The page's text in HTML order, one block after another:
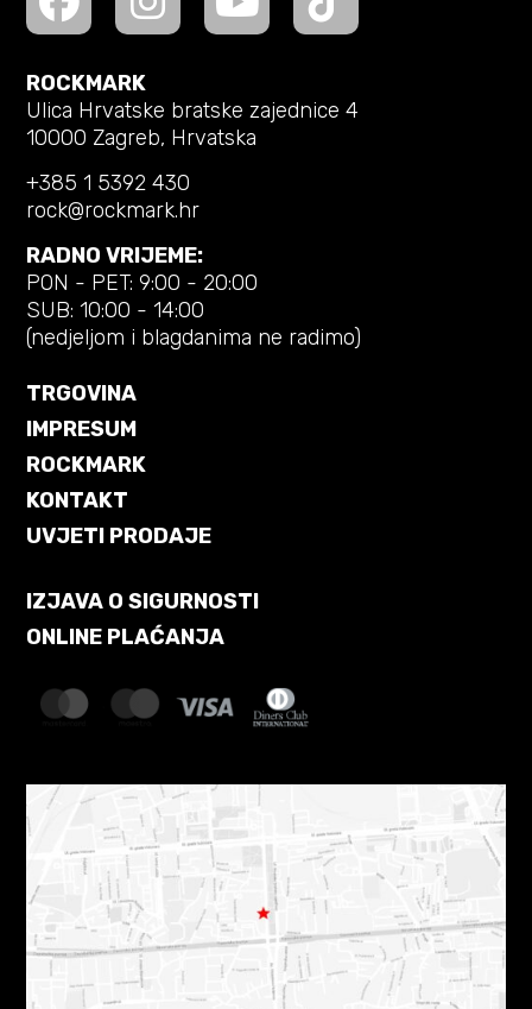
ROCKMARK
Ulica Hrvatske bratske zajednice 4
10000 Zagreb, Hrvatska
+385 1 5392 430
rock@rockmark.hr
RADNO VRIJEME:
PON - PET: 9:00 - 20:00
SUB: 10:00 - 14:00
(nedjeljom i blagdanima ne radimo)
TRGOVINA
IMPRESUM
ROCKMARK
KONTAKT
UVJETI PRODAJE
IZJAVA O SIGURNOSTI
ONLINE PLAĆANJA